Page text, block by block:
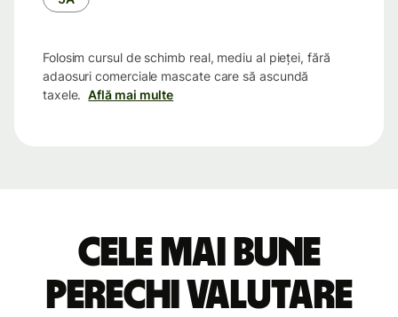
Folosim cursul de schimb real, mediu al pieței, fără
adaosuri comerciale mascate care să ascundă
taxele. Află mai multe
Cele mai bune
perechi valutare